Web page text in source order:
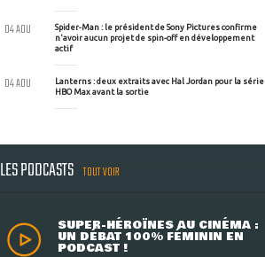
Spider-Man : le président de Sony Pictures confirme
n'avoir aucun projet de spin-off en développement
actif
04 AOU
Lanterns : deux extraits avec Hal Jordan pour la série
HBO Max avant la sortie
04 AOU
LES PODCASTS TOUT VOIR
SUPER-HÉROÏNES AU CINÉMA :
UN DÉBAT 100% FÉMININ EN
PODCAST !